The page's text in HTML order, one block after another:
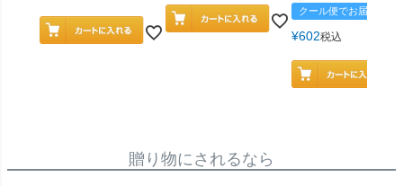
クール便でお届け
¥602税込
贈り物にされるなら